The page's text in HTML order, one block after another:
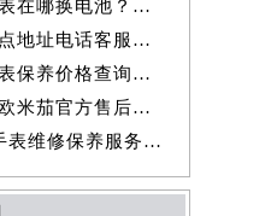
6、北京欧米茄手表在哪换电池？专业售后维修服务指南权威公示（2026年7
7、北京欧米茄网点地址电话客服查询与售后维修保养服务权威公示（2026
8、北京欧米茄手表保养价格查询费用明细权威公示（2026年7月最新）
9、亲身探访北京欧米茄官方售后服务中心｜详细地址及服务电话（2026年7
10、北京欧米茄手表维修保养服务权威公示（2026年7月最新）